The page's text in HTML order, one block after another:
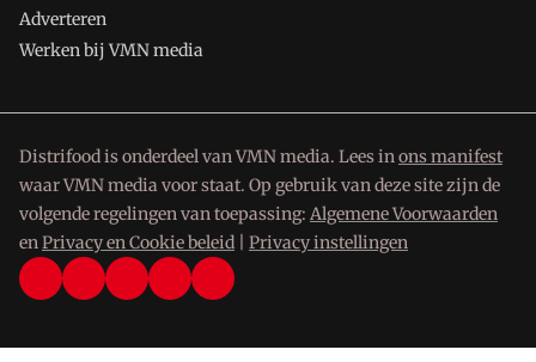
Adverteren
Werken bij VMN media
Distrifood is onderdeel van VMN media. Lees inons manifest
waar VMN media voor staat. Op gebruik van deze site zijn de
volgende regelingen van toepassing: Algemene Voorwaarden
enPrivacy en Cookie beleid Privacy instellingen